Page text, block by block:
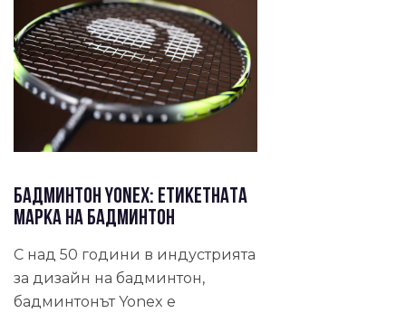
Бадминтон Yonex: Етикетната
марка на бадминтон
С над 50 години в индустрията
за дизайн на бадминтон,
бадминтонът Yonex е